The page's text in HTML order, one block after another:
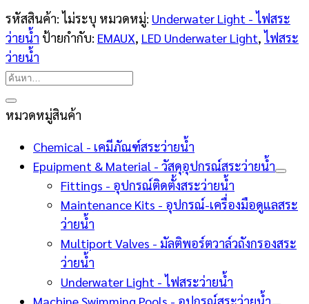
รหัสสินค้า: ไม่ระบุ หมวดหมู่: Underwater Light - ไฟสระ
ว่ายน้ำ ป้ายกำกับ: EMAUX, LED Underwater Light, ไฟสระ
ว่ายน้ำ
ค้นหา:
หมวดหมู่สินค้า
Chemical - เคมีภัณฑ์สระว่ายน้ำ
Epuipment & Material - วัสดุอุปกรณ์สระว่ายน้ำ
Fittings - อุปกรณ์ติดตั้งสระว่ายน้ำ
Maintenance Kits - อุปกรณ์-เครื่องมือดูแลสระ
ว่ายน้ำ
Multiport Valves - มัลติพอร์ตวาล์วถังกรองสระ
ว่ายน้ำ
Underwater Light - ไฟสระว่ายน้ำ